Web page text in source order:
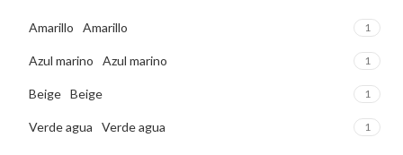
Amarillo Amarillo 1
Azul marino Azul marino 1
Beige Beige 1
Verde agua Verde agua 1